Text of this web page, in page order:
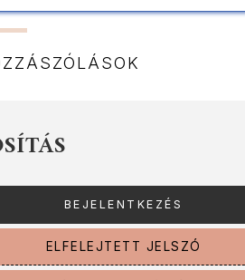
ELFELEJTETT JELSZÓ